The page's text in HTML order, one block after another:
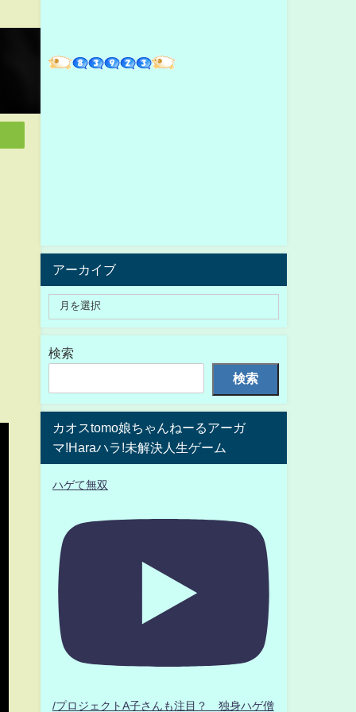
アーカイブ
検索
検索
カオスtomo娘ちゃんねーるアーガ
マ!Haraハラ!未解決人生ゲーム
ハゲて無双
/プロジェクトA子さんも注目？ 独身ハゲ僧